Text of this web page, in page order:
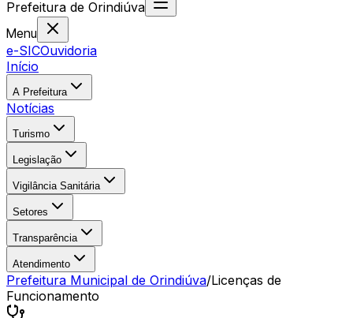
Prefeitura de Orindiúva
Menu
e-SICOuvidoria
Início
A Prefeitura
Notícias
Turismo
Legislação
Vigilância Sanitária
Setores
Transparência
Atendimento
Prefeitura Municipal de Orindiúva/Licenças de
Funcionamento